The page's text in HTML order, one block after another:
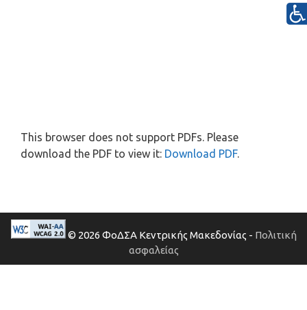
This browser does not support PDFs. Please
download the PDF to view it: Download PDF.
© 2026 ΦοΔΣΑ Κεντρικής Μακεδονίας - Πολιτική
ασφαλείας